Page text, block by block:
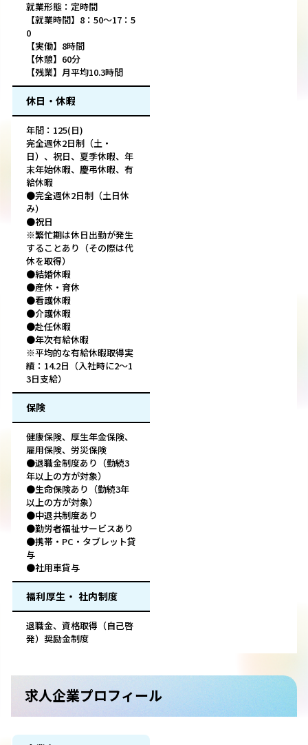
就業形態：定時間
【就業時間】8：50～17：5
0
【実働】8時間
【休憩】60分
【残業】月平均10.3時間
休日・休暇
年間：125(日)
完全週休2日制（土・
日）、祝日、夏季休暇、年
末年始休暇、慶弔休暇、有
給休暇
●完全週休2日制（土日休
み）
●祝日
※繁忙期は休日出勤が発生
することあり（その際は代
休を取得）
●結婚休暇
●産休・育休
●看護休暇
●介護休暇
●赴任休暇
●年次有給休暇
※平均的な有給休暇取得実
績：14.2日（入社時に2～1
3日支給）
保険
健康保険、厚生年金保険、
雇用保険、労災保険
●退職金制度あり（勤続3
年以上の方が対象）
●生命保険あり（勤続3年
以上の方が対象）
●中退共制度あり
●勤労者福祉サービスあり
●携帯・PC・タブレット貸
与
●社用車貸与
福利厚生・ 社内制度
退職金、資格取得（自己啓
発）奨励金制度
求人企業プロフィール